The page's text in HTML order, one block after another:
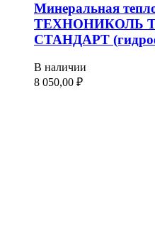
Минеральная
ТЕХНОНИКОЛЬ
СТАНДАРТ
В наличии
8 050,00 ₽